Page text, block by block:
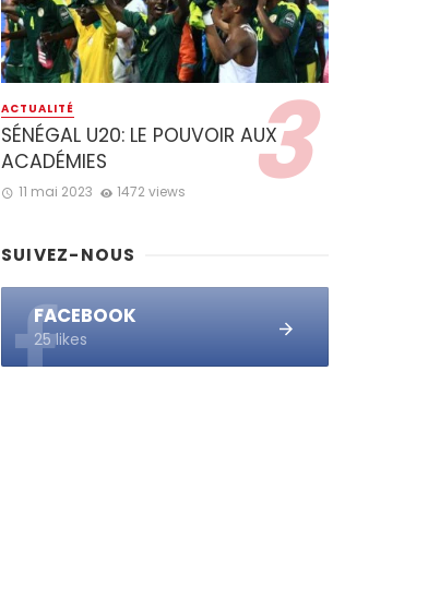
ACTUALITÉ
SÉNÉGAL U20: LE POUVOIR AUX
ACADÉMIES
11 mai 2023 1472 views
SUIVEZ-NOUS
FACEBOOK
25 likes